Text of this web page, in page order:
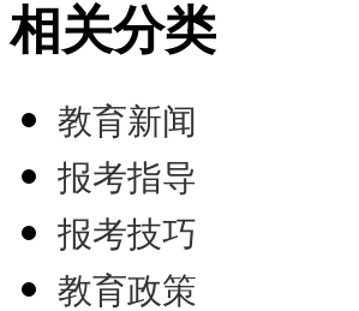
相关分类
教育新闻
报考指导
报考技巧
教育政策